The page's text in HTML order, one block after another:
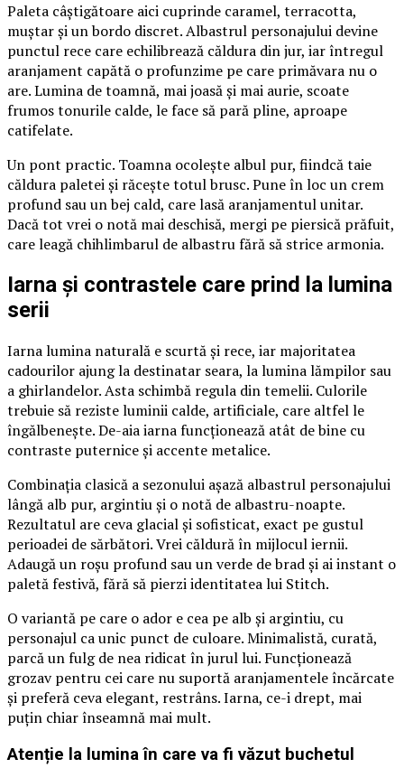
Paleta câștigătoare aici cuprinde caramel, terracotta,
muștar și un bordo discret. Albastrul personajului devine
punctul rece care echilibrează căldura din jur, iar întregul
aranjament capătă o profunzime pe care primăvara nu o
are. Lumina de toamnă, mai joasă și mai aurie, scoate
frumos tonurile calde, le face să pară pline, aproape
catifelate.
Un pont practic. Toamna ocolește albul pur, fiindcă taie
căldura paletei și răcește totul brusc. Pune în loc un crem
profund sau un bej cald, care lasă aranjamentul unitar.
Dacă tot vrei o notă mai deschisă, mergi pe piersică prăfuit,
care leagă chihlimbarul de albastru fără să strice armonia.
Iarna și contrastele care prind la lumina
serii
Iarna lumina naturală e scurtă și rece, iar majoritatea
cadourilor ajung la destinatar seara, la lumina lămpilor sau
a ghirlandelor. Asta schimbă regula din temelii. Culorile
trebuie să reziste luminii calde, artificiale, care altfel le
îngălbenește. De-aia iarna funcționează atât de bine cu
contraste puternice și accente metalice.
Combinația clasică a sezonului așază albastrul personajului
lângă alb pur, argintiu și o notă de albastru-noapte.
Rezultatul are ceva glacial și sofisticat, exact pe gustul
perioadei de sărbători. Vrei căldură în mijlocul iernii.
Adaugă un roșu profund sau un verde de brad și ai instant o
paletă festivă, fără să pierzi identitatea lui Stitch.
O variantă pe care o ador e cea pe alb și argintiu, cu
personajul ca unic punct de culoare. Minimalistă, curată,
parcă un fulg de nea ridicat în jurul lui. Funcționează
grozav pentru cei care nu suportă aranjamentele încărcate
și preferă ceva elegant, restrâns. Iarna, ce-i drept, mai
puțin chiar înseamnă mai mult.
Atenție la lumina în care va fi văzut buchetul